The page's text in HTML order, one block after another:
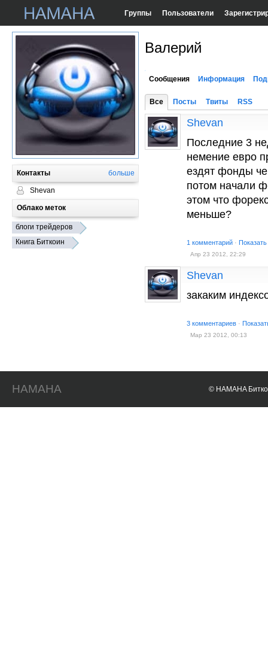
Группы Пользователи
Контакты больше
Shevan
Облако меток
блоги трейдеров
Книга Биткоин
Валерий
Сообщения Информация
Все Посты Твиты RSS
Shevan
Последние 3
немение евро
ездят фонды
потом начали
этом что
меньше?
1 комментарий ·
Апр 23 2012, 22:29
Shevan
закаким
3 комментариев ·
Мар 23 2012, 00:13
HAMAHA © HAMAHA